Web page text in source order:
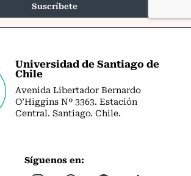
Universidad de Santiago de
Chile
Avenida Libertador Bernardo
O’Higgins Nº 3363. Estación
Central. Santiago. Chile.
Síguenos en: